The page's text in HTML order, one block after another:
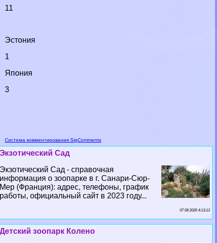
11
Эстония
1
Япония
3
Система комментирования SigComments
Экзотический Сад
Экзотический Сад - справочная
информация о зоопарке в г. Санари-Сюр-
Мер (Франция): адрес, телефоны, график
работы, официальный сайт в 2023 году...
07 08 2026 4:13:13
Детский зоопарк Колено